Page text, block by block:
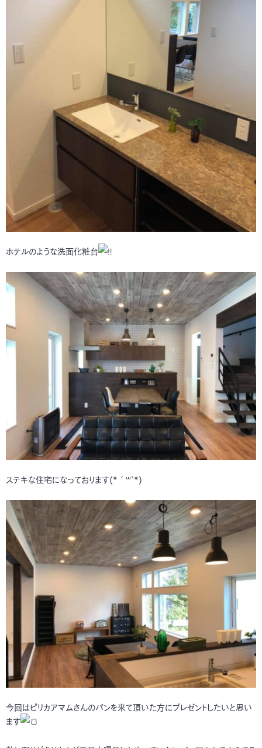
ホテルのような洗面化粧台
ステキな住宅になっております(*´꒳`*)
今回はピリカアマムさんのパンを来て頂いた方にプレゼントしたいと思い
ます